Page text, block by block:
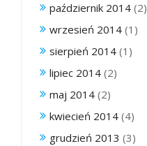
październik 2014 (2)
wrzesień 2014 (1)
sierpień 2014 (1)
lipiec 2014 (2)
maj 2014 (2)
kwiecień 2014 (4)
grudzień 2013 (3)